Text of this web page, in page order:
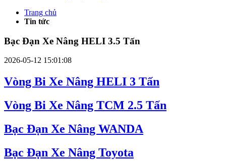
Trang chủ
Tin tức
Bạc Đạn Xe Nâng HELI 3.5 Tấn
2026-05-12 15:01:08
Vòng Bi Xe Nâng HELI 3 Tấn
Vòng Bi Xe Nâng TCM 2.5 Tấn
Bạc Đạn Xe Nâng WANDA
Bạc Đạn Xe Nâng Toyota